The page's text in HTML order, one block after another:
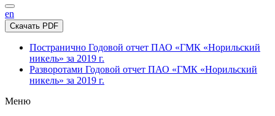
en
Скачать PDF
Постранично Годовой отчет ПАО «ГМК «Норильский
никель» за 2019 г.
Разворотами Годовой отчет ПАО «ГМК «Норильский
никель» за 2019 г.
Меню